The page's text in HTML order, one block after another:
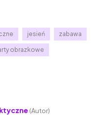
jesień zabawa
obrazkowe
(Autor)